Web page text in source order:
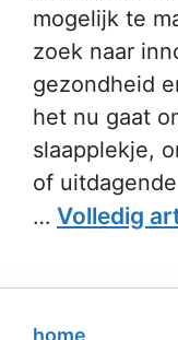
mogelijk te
zoek naar
gezondheid
het nu gaat
slaapplekje,
of
… Volledig
home